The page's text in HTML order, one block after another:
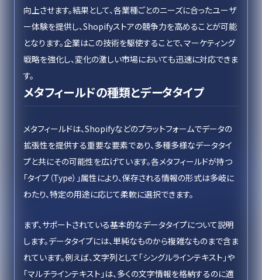
向上させます。結果として、各業種ごとのニーズに合ったユーザ
ー体験を提供し、Shopifyストアの競争力を高めることが可能
となります。企業はこの技術を駆使することで、マーケティング
戦略を強化し、変化の激しい市場においても迅速に対応できま
す。
メタフィールドの種類とデータタイプ
メタフィールドは、Shopifyなどのプラットフォームでデータの
拡張性を提供する重要な要素であり、多種多様なデータタイ
プと共にその可能性を広げています。各メタフィールドが持つ
「タイプ（Type）」属性により、保存される情報の形式は多岐に
わたり、特定の用途に応じて柔軟に選択できます。
まず、サポートされている基本的なデータタイプについて説明
します。データタイプには、単純なものから複雑なものまで含ま
れています。例えば、文字列として「シングルラインテキスト」や
「マルチラインテキスト」は、多くの文字情報を格納するのに適